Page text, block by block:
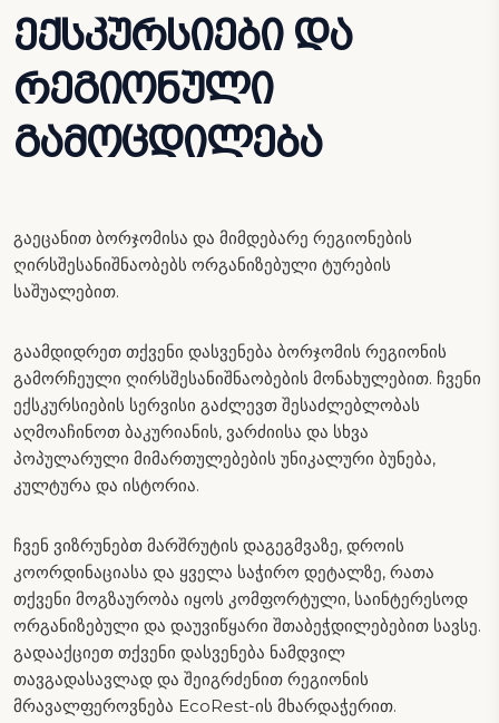
ექსკურსიები და
რეგიონული
გამოცდილება
გაეცანით ბორჯომისა და მიმდებარე რეგიონების
ღირსშესანიშნაობებს ორგანიზებული ტურების
საშუალებით.
გაამდიდრეთ თქვენი დასვენება ბორჯომის რეგიონის
გამორჩეული ღირსშესანიშნაობების მონახულებით. ჩვენი
ექსკურსიების სერვისი გაძლევთ შესაძლებლობას
აღმოაჩინოთ ბაკურიანის, ვარძიისა და სხვა
პოპულარული მიმართულებების უნიკალური ბუნება,
კულტურა და ისტორია.
ჩვენ ვიზრუნებთ მარშრუტის დაგეგმვაზე, დროის
კოორდინაციასა და ყველა საჭირო დეტალზე, რათა
თქვენი მოგზაურობა იყოს კომფორტული, საინტერესოდ
ორგანიზებული და დაუვიწყარი შთაბეჭდილებებით სავსე.
გადააქციეთ თქვენი დასვენება ნამდვილ
თავგადასავლად და შეიგრძენით რეგიონის
მრავალფეროვნება EcoRest-ის მხარდაჭერით.